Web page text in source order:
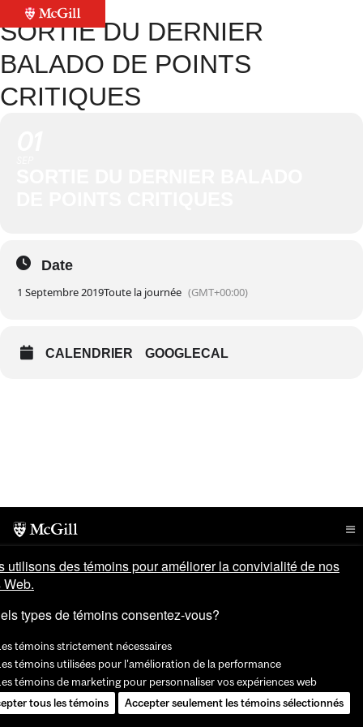
SORTIE DU DERNIER
BALADO DE POINTS
CRITIQUES
Date
1 Septembre 2019Toute la journée (GMT+00:00)
CALENDRIER GOOGLECAL
utilisons des témoins pour améliorer la convivialité de nos
types de témoins consentez-vous?
témoins strictement nécessaires
témoins utilisées pour l'amélioration de la performance
témoins de marketing pour personnaliser vos expériences web
tous les témoins
Accepter seulement les témoins sélectionnés